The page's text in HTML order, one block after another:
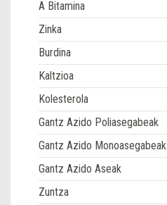
A Bitamina
Zinka
Burdina
Kaltzioa
Kolesterola
Gantz Azido Poliasegabeak
Gantz Azido Monoasegabeak
Gantz Azido Aseak
Zuntza